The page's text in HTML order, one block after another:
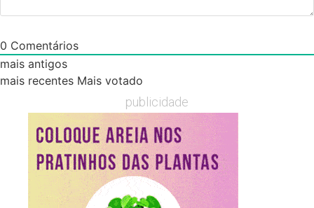
0 Comentários
mais antigos
mais recentes Mais votado
publicidade